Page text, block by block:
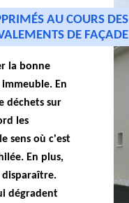
AU COURS DES
DE FAÇADE
la bonne
En
déchets sur
les
sens où c'est
En plus,
dégradent